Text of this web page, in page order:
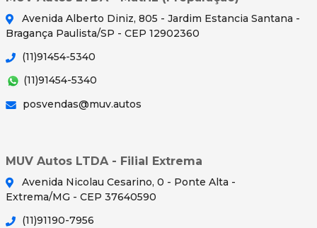
Avenida Alberto Diniz, 805 - Jardim Estancia Santana -
Bragança Paulista/SP - CEP 12902360
(11)91454-5340
(11)91454-5340
posvendas@muv.autos
MUV Autos LTDA - Filial Extrema
Avenida Nicolau Cesarino, 0 - Ponte Alta -
Extrema/MG - CEP 37640590
(11)91190-7956